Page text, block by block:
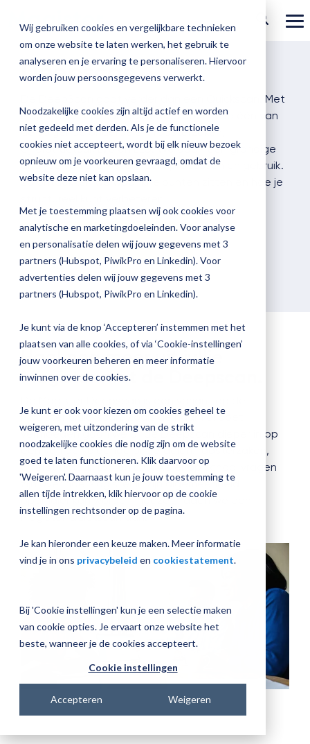
Wij gebruiken cookies en vergelijkbare technieken
om onze website te laten werken, het gebruik te
analyseren en je ervaring te personaliseren. Hiervoor
worden jouw persoonsgegevens verwerkt.
Noodzakelijke cookies zijn altijd actief en worden
niet gedeeld met derden. Als je de functionele
cookies niet accepteert, wordt bij elk nieuw bezoek
opnieuw om je voorkeuren gevraagd, omdat de
website deze niet kan opslaan.
Met je toestemming plaatsen wij ook cookies voor
analytische en marketingdoeleinden. Voor analyse
en personalisatie delen wij jouw gegevens met 3
partners (Hubspot, PiwikPro en Linkedin). Voor
advertenties delen wij jouw gegevens met 3
partners (Hubspot, PiwikPro en Linkedin).
Je kunt via de knop ‘Accepteren’ instemmen met het
plaatsen van alle cookies, of via ‘Cookie-instellingen’
jouw voorkeuren beheren en meer informatie
inwinnen over de cookies.
Je kunt er ook voor kiezen om cookies geheel te
weigeren, met uitzondering van de strikt
noodzakelijke cookies die nodig zijn om de website
goed te laten functioneren. Klik daarvoor op
'Weigeren'. Daarnaast kun je jouw toestemming te
allen tijde intrekken, klik hiervoor op de cookie
instellingen rechtsonder op de pagina.
Je kan hieronder een keuze maken. Meer informatie
vind je in ons privacybeleid en cookiestatement.
Bij 'Cookie instellingen' kun je een selectie maken
van cookie opties. Je ervaart onze website het
beste, wanneer je de cookies accepteert.
Cookie instellingen
Accepteren Weigeren
Onze
Magister MX
Aanmelden
& verzuim
Magister To do
Magister Join
Magister Inzicht
Magister Kluisjes
alle
oplossingen
hoe
school
vooruit
helpt?
Magister is
Docenten
Onderwijsondersteunend personeel
Leerlingen
Ouders
Onze
Check-up
Quickscan
Applicatiebeheer
Overstappen
Academy
Training op jouw school
Praktische informatie
Check-
een
up
aan
Over Magister
Actueel
Magister Journaal
Over ons
Werken bij Magister
Gebruikerspanel
Media & Pers
Deepscan
De DeepScan gaat verder dan een Quickscan. Met
Magister Deepscan gaan we dieper in op één van
de volgende onderdelen: roosterzaken,
cijferstructuur, LVS en ELO. We doen een grondige
analyse van alle instellingen, processen en gebruik.
Zo ontdekken we waar knelpunten zitten en hoe je
Vraag een deepscan aan
Haal nog meer uit jullie
Magister met de Deepscan.
Magister Quickscan. Zoals de naam al doet
vermoeden gaan we bij de Deepscan dieper in op
één van de volgende onderdelen: roosterzaken,
cijferstructuur, LVS en ELO. Als er op school vragen
zijn over hoe Magister in zijn algemeenheid
optimaler kan worden ingezet, raden we een
Magister Quickscan aan.